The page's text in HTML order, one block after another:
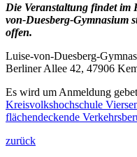
Die Veranstaltung findet im
von-Duesberg-Gymnasium
offen.
Luise-von-Duesberg-
Berliner Allee 42, 47906
Es wird um Anmeldung
Kreisvolkshochschule
flächendeckende
zurück